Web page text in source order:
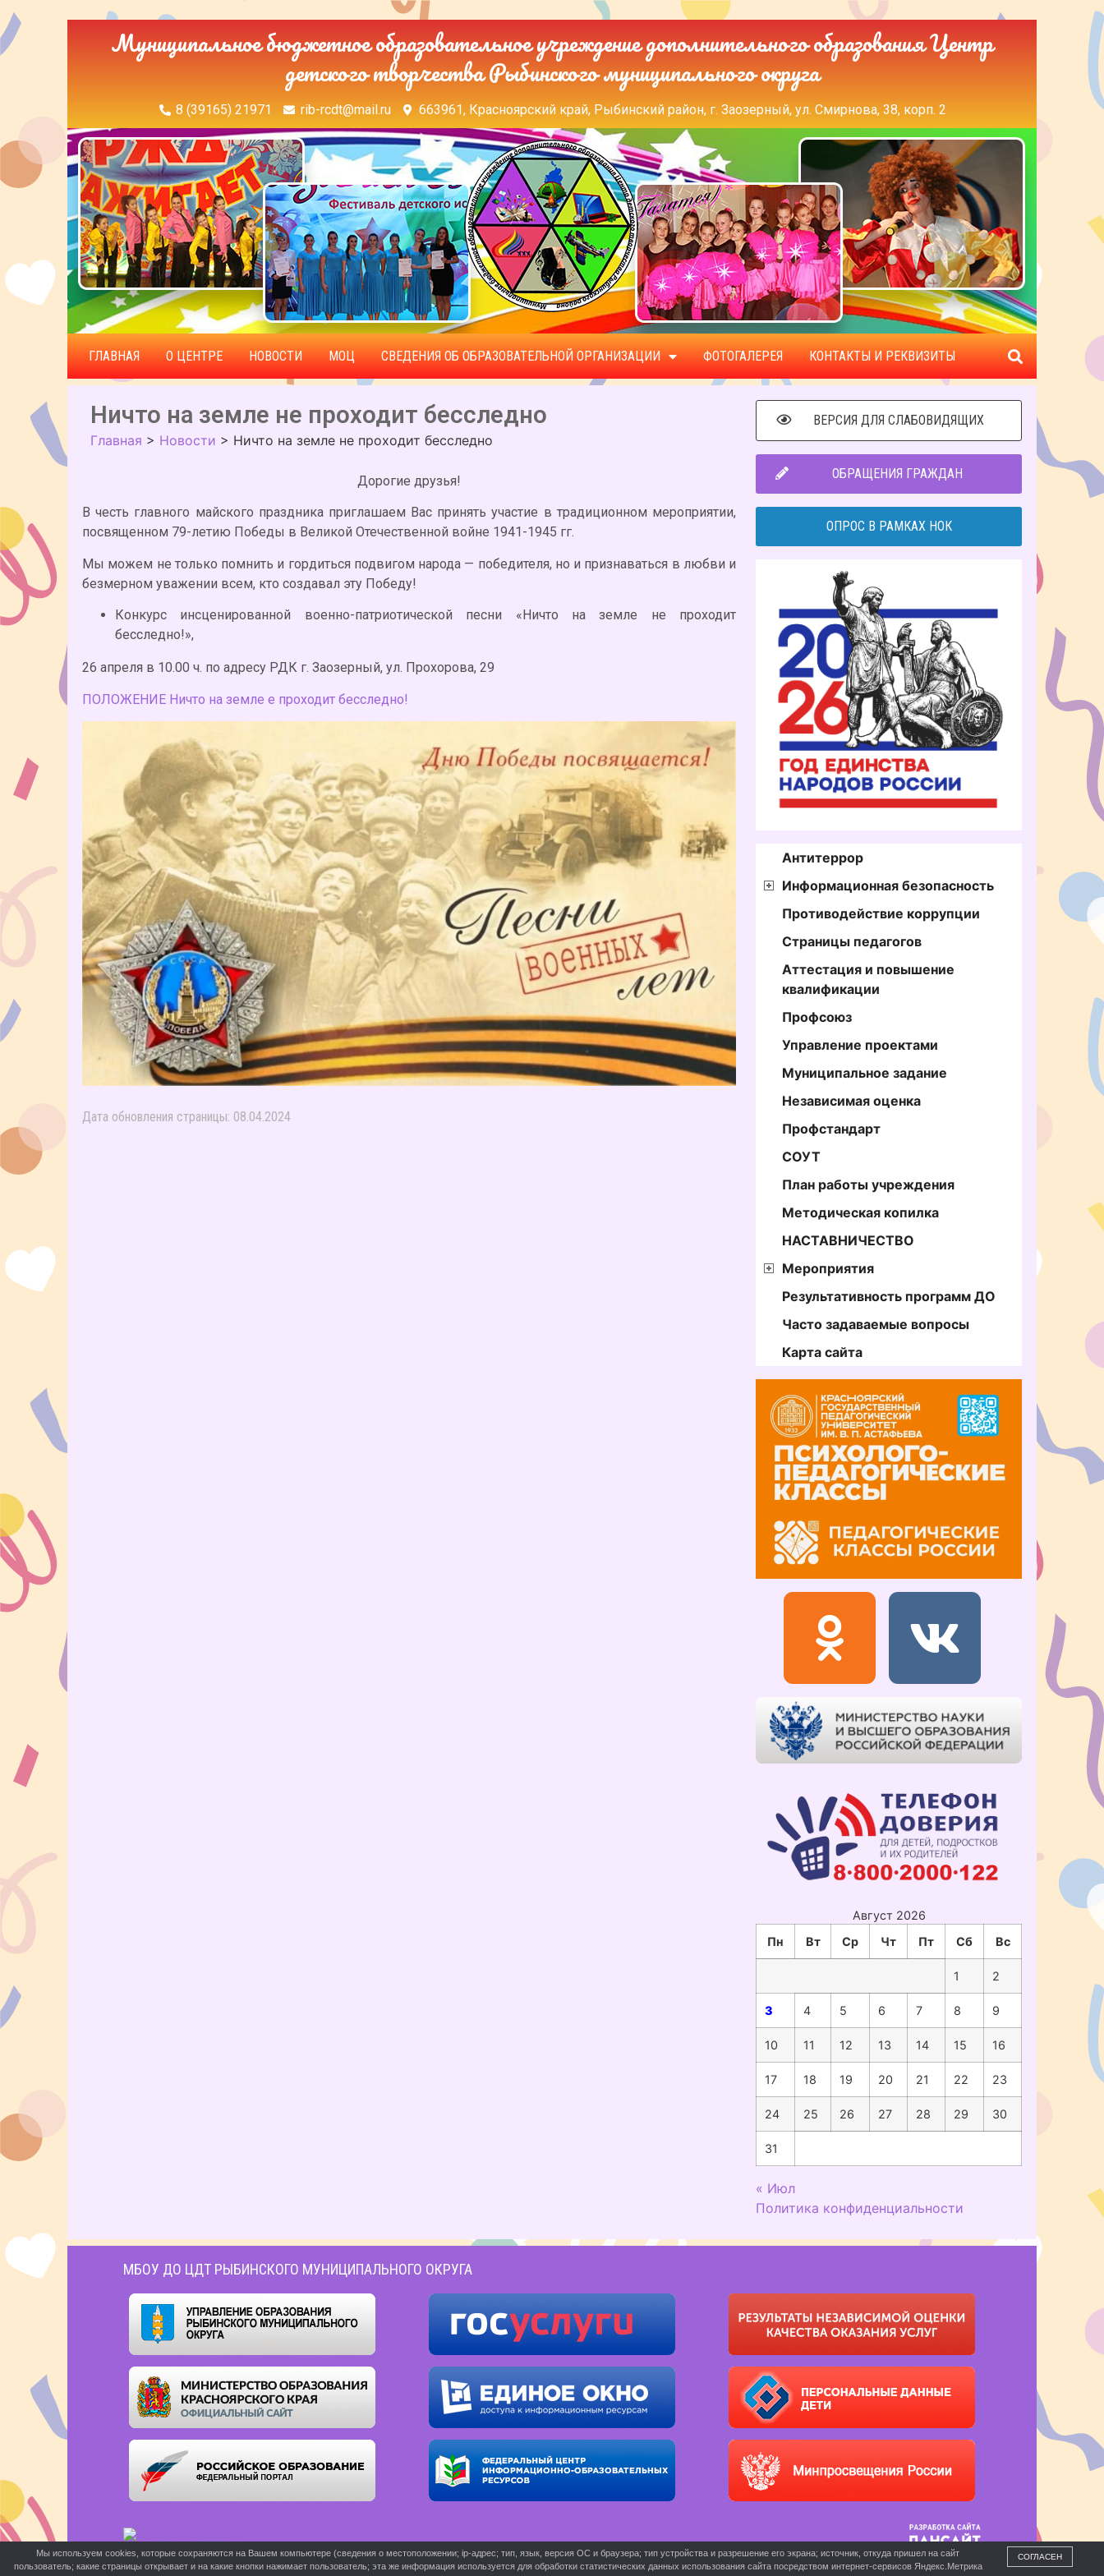
Муниципальное бюджетное образовательное учреждение дополнительного образования Центр
детского творчества Рыбинского муниципального округа
8 (39165) 21971 rib-rcdt@mail.ru 663961, Красноярский край, Рыбинский район, г. Заозерный, ул. Смирнова, 38, корп. 2
ГЛАВНАЯ О ЦЕНТРЕ НОВОСТИ МОЦ СВЕДЕНИЯ ОБ ОБРАЗОВАТЕЛЬНОЙ ОРГАНИЗАЦИИ ФОТОГАЛЕРЕЯ КОНТАКТЫ И РЕКВИЗИТЫ
Ничто на земле не проходит бесследно
Главная > Новости > Ничто на земле не проходит бесследно
Дорогие друзья!
В честь главного майского праздника приглашаем Вас принять участие в традиционном мероприятии,
посвященном 79-летию Победы в Великой Отечественной войне 1941-1945 гг.
Мы можем не только помнить и гордиться подвигом народа — победителя, но и признаваться в любви и
безмерном уважении всем, кто создавал эту Победу!
Конкурс инсценированной военно-патриотической песни «Ничто на земле не проходит
бесследно!»,
26 апреля в 10.00 ч. по адресу РДК г. Заозерный, ул. Прохорова, 29
ПОЛОЖЕНИЕ Ничто на земле е проходит бесследно!
Дата обновления страницы: 08.04.2024
ВЕРСИЯ ДЛЯ СЛАБОВИДЯЩИХ
ОБРАЩЕНИЯ ГРАЖДАН
ОПРОС В РАМКАХ НОК
Антитеррор
Информационная безопасность
Противодействие коррупции
Страницы педагогов
Аттестация и повышение
квалификации
Профсоюз
Управление проектами
Муниципальное задание
Независимая оценка
Профстандарт
СОУТ
План работы учреждения
Методическая копилка
НАСТАВНИЧЕСТВО
Мероприятия
Результативность программ ДО
Часто задаваемые вопросы
Карта сайта
Август 2026
Пн
Вт Ср Чт Пт Сб Вс
1 2
3 4 5 6 7 8 9
10 11 12 13 14 15 16
17 18 19 20 21 22 23
24 25 26 27 28 29 30
31
« Июл
Политика конфиденциальности
МБОУ ДО ЦДТ РЫБИНСКОГО МУНИЦИПАЛЬНОГО ОКРУГА
Мы используем cookies, которые сохраняются на Вашем компьютере (сведения о местоположении; ip-адрес; тип, язык, версия ОС и браузера; тип устройства и разрешение его экрана; источник, откуда пришел на сайт
пользователь; какие страницы открывает и на какие кнопки нажимает пользователь; эта же информация используется для обработки статистических данных использования сайта посредством интернет-сервисов Яндекс.Метрика
СОГЛАСЕН